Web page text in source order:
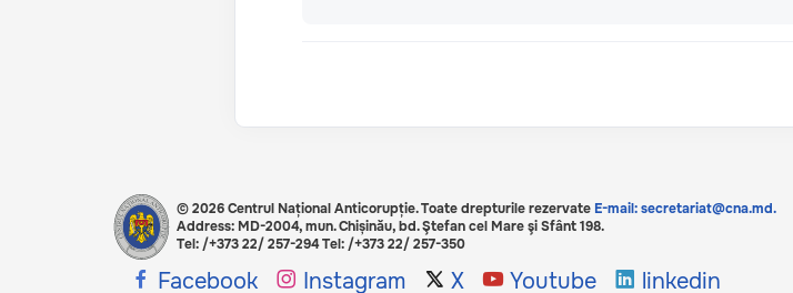
k
© 2026 Centrul Național Anticorupție. Toate drepturile rezervate E-mail: secretariat@cna.md.
Address: MD-2004, mun. Chișinău, bd. Ştefan cel Mare şi Sfânt 198.
Tel: /+373 22/ 257-294 Tel: /+373 22/ 257-350
Social share
Facebook Instagram X Youtube linkedin